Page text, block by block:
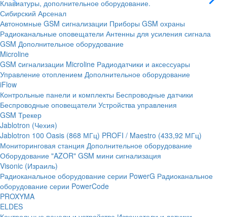
Клавиатуры, дополнительное оборудование.
Сибирский Арсенал
Автономные GSM сигнализации Приборы GSM охраны
Радиоканальные оповещатели Антенны для усиления сигнала
GSM Дополнительное оборудование
Microline
GSM cигнализации Microline Радиодатчики и аксессуары
Управление отоплением Дополнительное оборудование
iFlow
Контрольные панели и комплекты Беспроводные датчики
Беспроводные оповещатели Устройства управления
GSM Трекер
Jablotron (Чехия)
Jablotron 100 Oasis (868 МГц) PROFI / Maestro (433,92 МГц)
Мониторинговая станция Дополнительное оборудование
Оборудование "AZOR" GSM мини сигнализация
Visonic (Израиль)
Радиоканальное оборудование серии PowerG Радиоканальное
оборудование серии PowerCode
PROXYMA
ELDES